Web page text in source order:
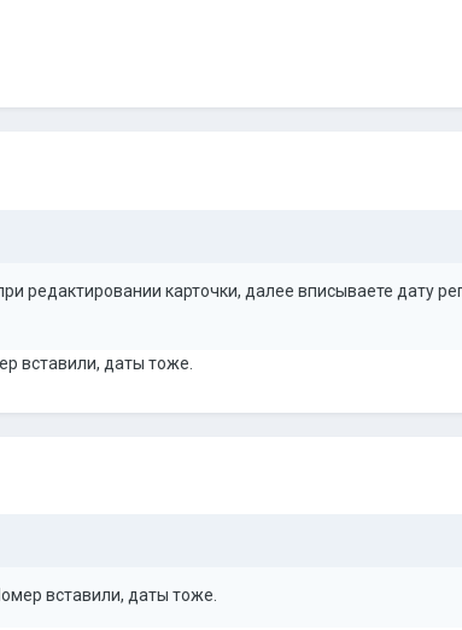
редактировании карточки, далее вписываете дату
вставили, даты тоже.
вставили, даты тоже.